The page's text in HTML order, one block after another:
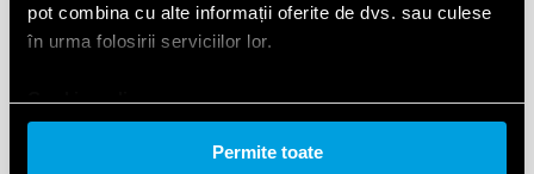
pot combina cu alte informații oferite de dvs. sau culese
în urma folosirii serviciilor lor.
Cookie policy.
Permite toate